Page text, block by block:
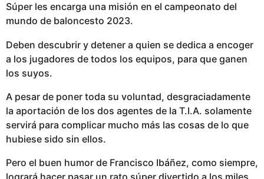
Súper les encarga una misión en el campeonato del
mundo de baloncesto 2023.
Deben descubrir y detener a quien se dedica a encoger
a los jugadores de todos los equipos, para que ganen
los suyos.
A pesar de poner toda su voluntad, desgraciadamente
la aportación de los dos agentes de la T.I.A. solamente
servirá para complicar mucho más las cosas de lo que
hubiese sido sin ellos.
Pero el buen humor de Francisco Ibáñez, como siempre,